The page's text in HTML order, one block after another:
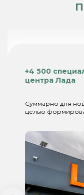
+4 500
центра Лада
Суммарно для
целью